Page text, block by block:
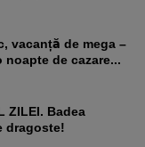
de cazare...
dragoste!